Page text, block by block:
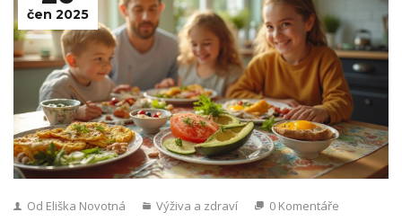
čen 2025
Od Eliška Novotná Výživa a zdraví 0 Komentáře